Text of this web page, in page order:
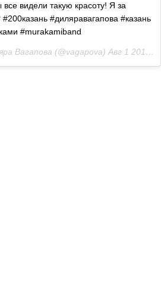
все видели такую красоту! Я за
#диляравагапова #казань
#murakamiband
Вагапова (@vagapova) Авг 1 2016 в 9:44 PDT